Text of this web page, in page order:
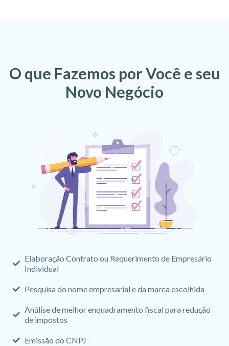
O que Fazemos por Você e seu
Novo Negócio
Elaboração Contrato ou Requerimento de Empresário
Individual
Pesquisa do nome empresarial e da marca escolhida
Análise de melhor enquadramento fiscal para redução
de impostos
Emissão do CNPJ